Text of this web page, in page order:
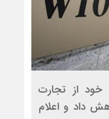
از تجارت
داد و اعلام